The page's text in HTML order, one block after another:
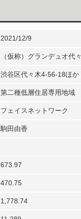
2021/12/9
（仮称）グランデュオ代
渋谷区代々木4-56-18ほか
第二種低層住居専用地域
フェイスネットワーク
駒田由香
673.97
470.75
1,778.74